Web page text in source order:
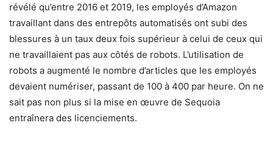
révélé qu’entre 2016 et 2019, les employés d’Amazon
travaillant dans des entrepôts automatisés ont subi des
blessures à un taux deux fois supérieur à celui de ceux qui
ne travaillaient pas aux côtés de robots. L’utilisation de
robots a augmenté le nombre d’articles que les employés
devaient numériser, passant de 100 à 400 par heure. On ne
sait pas non plus si la mise en œuvre de Sequoia
entraînera des licenciements.